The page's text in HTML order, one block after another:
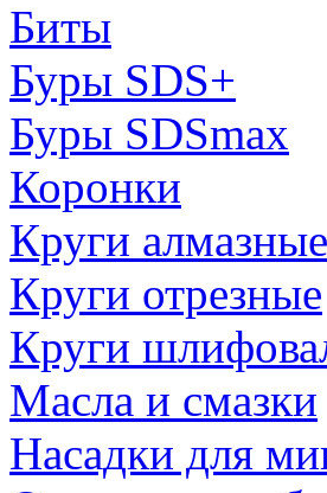
Биты
Буры SDS+
Буры SDSmax
Коронки
Круги алмазные
Круги отрезные
Круги
Масла и смазки
Насадки для